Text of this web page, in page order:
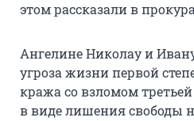
этом рассказали в
Ангелине Николау и
угроза жизни первой
кража со взломом
в виде лишения свободы